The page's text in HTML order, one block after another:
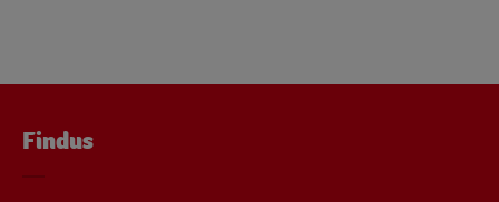
Findus